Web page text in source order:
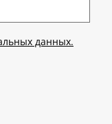
данных.